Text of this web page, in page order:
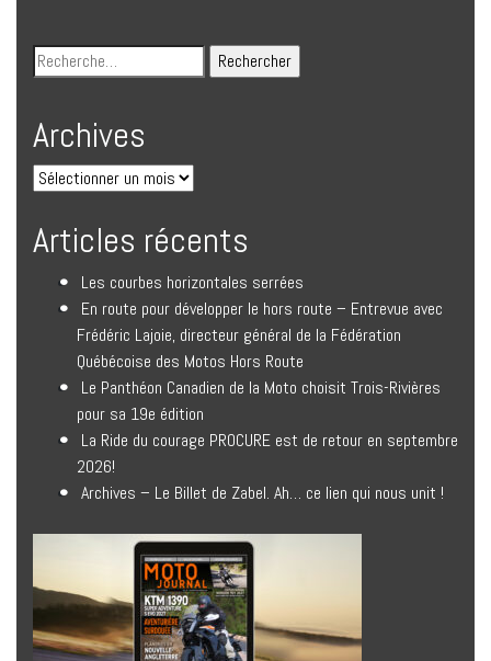
Archives
Articles récents
Les courbes horizontales serrées
En route pour développer le hors route – Entrevue avec
Frédéric Lajoie, directeur général de la Fédération
Québécoise des Motos Hors Route
Le Panthéon Canadien de la Moto choisit Trois-Rivières
pour sa 19e édition
La Ride du courage PROCURE est de retour en septembre
2026!
Archives – Le Billet de Zabel. Ah… ce lien qui nous unit !